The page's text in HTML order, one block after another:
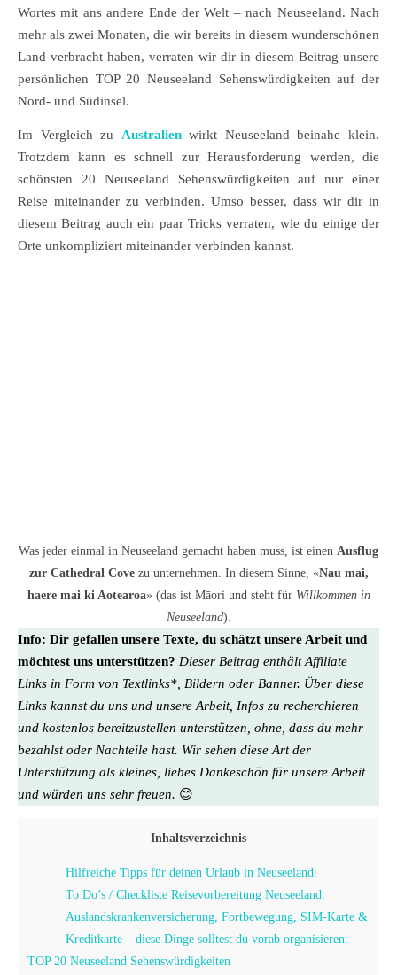
Wortes mit ans andere Ende der Welt – nach Neuseeland. Nach
mehr als zwei Monaten, die wir bereits in diesem wunderschönen
Land verbracht haben, verraten wir dir in diesem Beitrag unsere
persönlichen TOP 20 Neuseeland Sehenswürdigkeiten auf der
Nord- und Südinsel.
Im Vergleich zu Australienwirkt Neuseeland beinahe klein.
Trotzdem kann es schnell zur Herausforderung werden, die
schönsten 20 Neuseeland Sehenswürdigkeiten auf nur einer
Reise miteinander zu verbinden. Umso besser, dass wir dir in
diesem Beitrag auch ein paar Tricks verraten, wie du einige der
Orte unkompliziert miteinander verbinden kannst.
Was jeder einmal in Neuseeland gemacht haben muss, ist einen Ausflug
zur Cathedral Covezu unternehmen. In diesem Sinne, «Nau mai,
haere mai ki Aotearoa» (das ist Māori und steht für Willkommen in
Neuseeland).
Info: Dir gefallen unsere Texte, du schätzt unsere Arbeit und
möchtest uns unterstützen? Dieser Beitrag enthält Affiliate
Links in Form von Textlinks*, Bildern oder Banner. Über diese
Links kannst du uns und unsere Arbeit, Infos zu recherchieren
und kostenlos bereitzustellen unterstützen, ohne, dass du mehr
bezahlst oder Nachteile hast. Wir sehen diese Art der
Unterstützung als kleines, liebes Dankeschön für unsere Arbeit
und würden uns sehr freuen. 😊
Inhaltsverzeichnis
Hilfreiche Tipps für deinen Urlaub in Neuseeland:
To Do’s / Checkliste Reisevorbereitung Neuseeland:
Auslandskrankenversicherung, Fortbewegung, SIM-Karte &
Kreditkarte – diese Dinge solltest du vorab organisieren:
TOP 20 Neuseeland Sehenswürdigkeiten